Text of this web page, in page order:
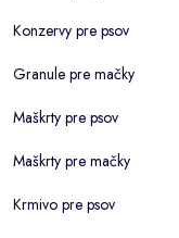
Konzervy pre psov
Granule pre mačky
Maškrty pre psov
Maškrty pre mačky
Krmivo pre psov